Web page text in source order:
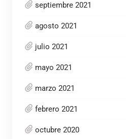
septiembre 2021
agosto 2021
julio 2021
mayo 2021
marzo 2021
febrero 2021
octubre 2020